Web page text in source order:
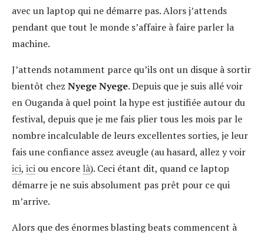
avec un laptop qui ne démarre pas. Alors j’attends
pendant que tout le monde s’affaire à faire parler la
machine.
J’attends notamment parce qu’ils ont un disque à sortir
bientôt chez Nyege Nyege. Depuis que je suis allé voir
en Ouganda à quel point la hype est justifiée autour du
festival, depuis que je me fais plier tous les mois par le
nombre incalculable de leurs excellentes sorties, je leur
fais une confiance assez aveugle (au hasard, allez y voir
ici, ici ou encore là). Ceci étant dit, quand ce laptop
démarre je ne suis absolument pas prêt pour ce qui
m’arrive.
Alors que des énormes blasting beats commencent à